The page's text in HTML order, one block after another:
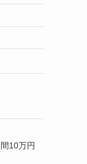
10万円